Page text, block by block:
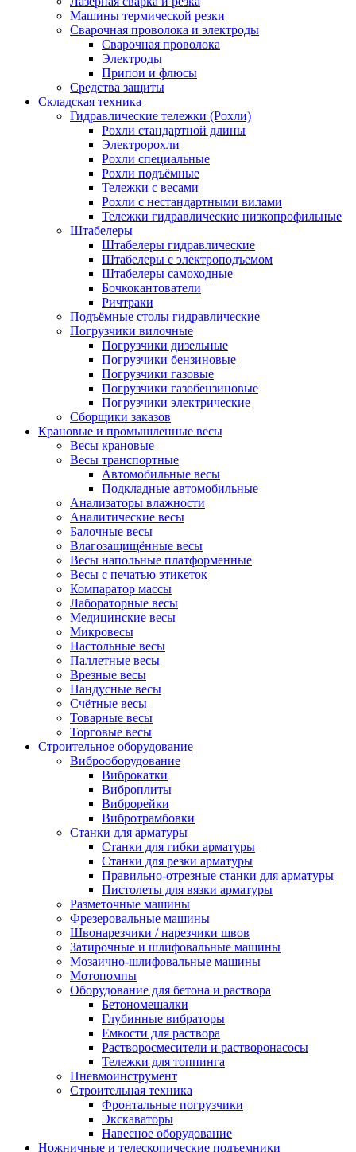
Машины термической резки
Сварочная проволока и электроды
Сварочная проволока
Электроды
Припои и флюсы
Средства защиты
Складская техника
Гидравлические тележки (Рохли)
Рохли стандартной длины
Электророхли
Рохли специальные
Рохли подъёмные
Тележки с весами
Рохли с нестандартными вилами
Тележки гидравлические низкопрофильные
Штабелеры
Штабелеры гидравлические
Штабелеры с электроподъемом
Штабелеры самоходные
Бочкокантователи
Ричтраки
Подъёмные столы гидравлические
Погрузчики вилочные
Погрузчики дизельные
Погрузчики бензиновые
Погрузчики газовые
Погрузчики газобензиновые
Погрузчики электрические
Сборщики заказов
Крановые и промышленные весы
Весы крановые
Весы транспортные
Автомобильные весы
Подкладные автомобильные
Анализаторы влажности
Аналитические весы
Балочные весы
Влагозащищённые весы
Весы напольные платформенные
Весы с печатью этикеток
Компаратор массы
Лабораторные весы
Медицинские весы
Микровесы
Настольные весы
Паллетные весы
Врезные весы
Пандусные весы
Счётные весы
Товарные весы
Торговые весы
Строительное оборудование
Виброоборудование
Виброкатки
Виброплиты
Виброрейки
Вибротрамбовки
Станки для арматуры
Станки для гибки арматуры
Станки для резки арматуры
Правильно-отрезные станки для арматуры
Пистолеты для вязки арматуры
Разметочные машины
Фрезеровальные машины
Швонарезчики / нарезчики швов
Затирочные и шлифовальные машины
Мозаично-шлифовальные машины
Мотопомпы
Оборудование для бетона и раствора
Бетономешалки
Глубинные вибраторы
Емкости для раствора
Растворосмесители и растворонасосы
Тележки для топпинга
Пневмоинструмент
Строительная техника
Фронтальные погрузчики
Экскаваторы
Навесное оборудование
Ножничные и телескопические подъемники